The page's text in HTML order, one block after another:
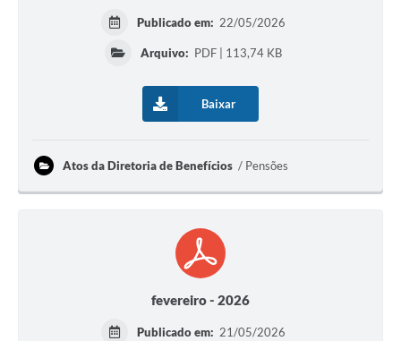
Publicado em: 22/05/2026
Arquivo: PDF | 113,74 KB
Baixar
Atos da Diretoria de Benefícios Pensões
fevereiro - 2026
Publicado em: 21/05/2026